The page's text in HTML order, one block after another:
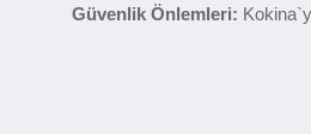
Güvenlik Önlemleri: